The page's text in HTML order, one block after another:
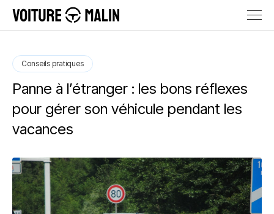
Conseils pratiques
Panne à l’étranger : les bons réflexes
pour gérer son véhicule pendant les
vacances